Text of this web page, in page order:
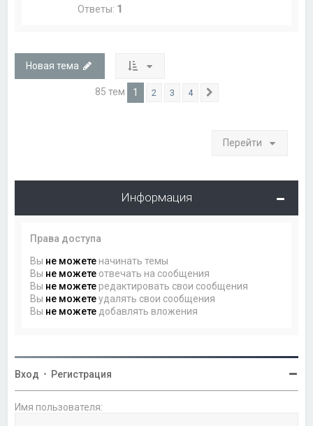
Ответы: 1
Новая тема
85 тем 1 2 3 4
Перейти
Информация
Права доступа
Вы не можете начинать темы
Вы не можете отвечать на сообщения
Вы не можете редактировать свои сообщения
Вы не можетеудалять свои сообщения
Вы не можете добавлять вложения
Вход • Регистрация
Имя пользователя: